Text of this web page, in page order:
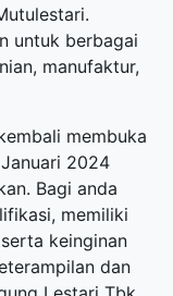
untuk berbagai
manufaktur,
membuka
2024
Bagi anda
memiliki
keinginan
dan